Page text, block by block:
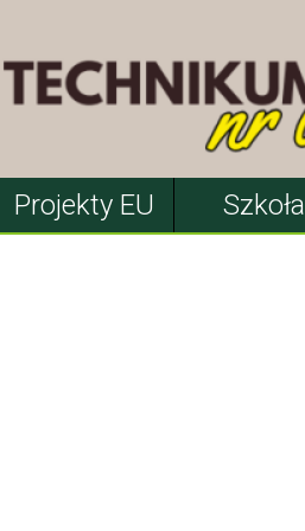
Projekty EU Szkoła